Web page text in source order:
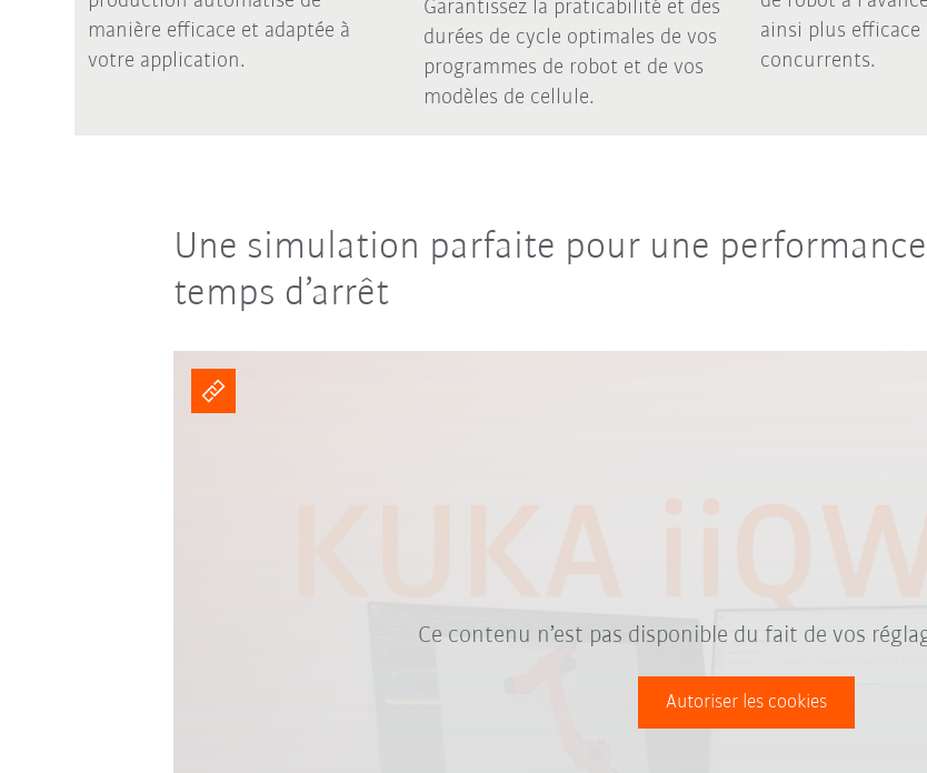
manière efficace et adaptée à
votre application.
Garantissez la praticabilité et des
durées de cycle optimales de vos
programmes de robot et de vos
modèles de cellule.
ainsi plus efficace
concurrents.
Une simulation parfaite pour une
temps d’arrêt
Ce contenu n’est pas disponible du fait de vos
Autoriser les cookies